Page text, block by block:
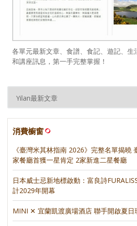
各單元最新文章、食譜、食記、遊記、生
和講座訊息，第一手完整掌握！
消費櫥窗
《臺灣米其林指南 2026》完整名單揭曉
家餐廳首獲一星肯定 2家新進二星餐廳
日本威士忌新地標啟動：富良詩
計2029年開幕
MINI ✕ 宜蘭凱渡廣場酒店 聯手開啟夏日